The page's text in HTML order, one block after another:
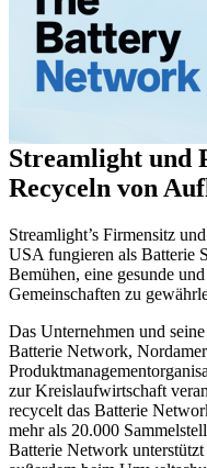
Streamlight und
Recyceln von
Streamlight’s Firmensitz
USA fungieren als Batterie
Bemühen, eine gesunde
Gemeinschaften zu
Das Unternehmen und
Batterie Network,
zur Kreislaufwirtschaft
recycelt das Batterie
mehr als 20.000
Batterie Network